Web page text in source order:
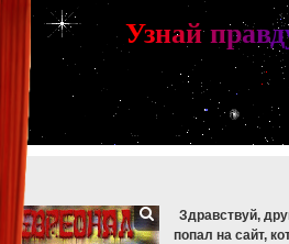
[phpBB Debug] PHP Warning : in file [ROOT]/phpbb/
mysqli_fetch_assoc(): Couldn't fetch mysqli_result
[phpBB Debug] PHP Warning: in file[ROOT]/phpbb/db/
mysqli_free_result(): Couldn't fetch mysqli_result
[phpBB Debug] PHP Warning
[ROOT]/phpbb/
mysqli_fetch_assoc(): Couldn't fetch mysqli_result
[phpBB Debug] PHP Warning
: in file [ROOT]/phpbb/
mysqli_free_result(): Couldn't fetch mysqli_result
[phpBB Debug] PHP Warning: in file [ROOT]/phpbb/
mysqli_fetch_assoc(): Couldn't fetch mysqli_result
[phpBB Debug] PHP Warning
[ROOT]/phpbb/
mysqli_free_result(): Couldn't fetch mysqli_result
Узнай правд
Здравствуй,
попал на сайт,